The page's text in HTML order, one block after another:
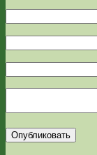
Опубликовать